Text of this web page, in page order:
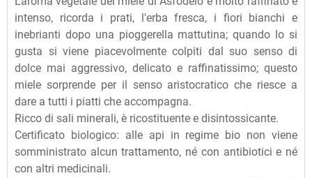
intenso, ricorda i prati, l'erba fresca, i fiori bianchi e
inebrianti dopo una pioggerella mattutina; quando lo si
gusta si viene piacevolmente colpiti dal suo senso di
dolce mai aggressivo, delicato e raffinatissimo; questo
miele sorprende per il senso aristocratico che riesce a
dare a tutti i piatti che accompagna.
Ricco di sali minerali, è ricostituente e disintossicante.
Certificato biologico: alle api in regime bio non viene
somministrato alcun trattamento, né con antibiotici e né
con altri medicinali.